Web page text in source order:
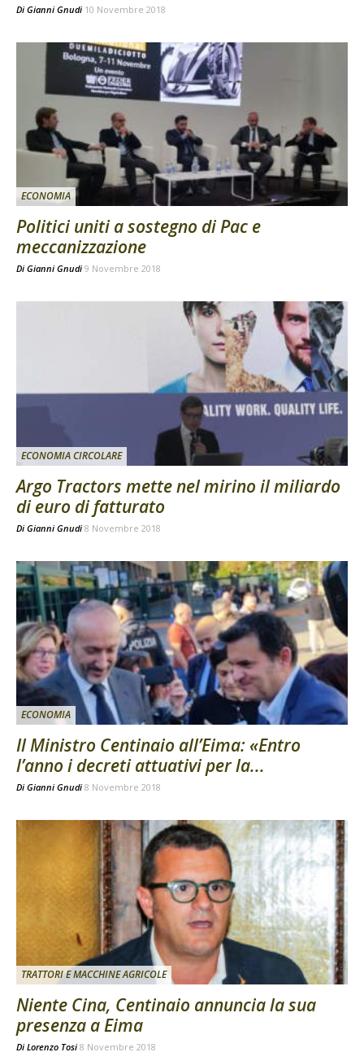
Di Gianni Gnudi 10 Novembre 2018
ECONOMIA
Politici uniti a sostegno di Pac e
meccanizzazione
Di Gianni Gnudi 9 Novembre 2018
ECONOMIA CIRCOLARE
Argo Tractors mette nel mirino il miliardo
di euro di fatturato
Di Gianni Gnudi 8 Novembre 2018
ECONOMIA
Il Ministro Centinaio all’Eima: «Entro
l’anno i decreti attuativi per la...
Di Gianni Gnudi 8 Novembre 2018
TRATTORI E MACCHINE AGRICOLE
Niente Cina, Centinaio annuncia la sua
presenza a Eima
Di Lorenzo Tosi 8 Novembre 2018